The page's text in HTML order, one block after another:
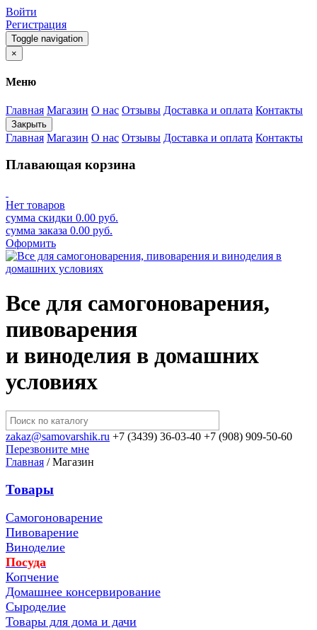
Войти
Регистрация
Toggle navigation
×
Меню
Главная Магазин О нас Отзывы Доставка и оплата Контакты
Закрыть
Главная Магазин О нас Отзывы Доставка и оплата Контакты
Плавающая корзина
Нет товаров
сумма скидки 0.00 руб.
сумма заказа 0.00 руб.
Оформить
Все для самогоноварения,
пивоварения
и виноделия в домашних
условиях
zakaz@samovarshik.ru +7 (3439) 36-03-40 +7 (908) 909-50-60
Перезвоните мне
Главная / Магазин
Товары
Самогоноварение
Пивоварение
Виноделие
Посуда
Копчение
Домашнее консервирование
Сыроделие
Товары для дома и дачи